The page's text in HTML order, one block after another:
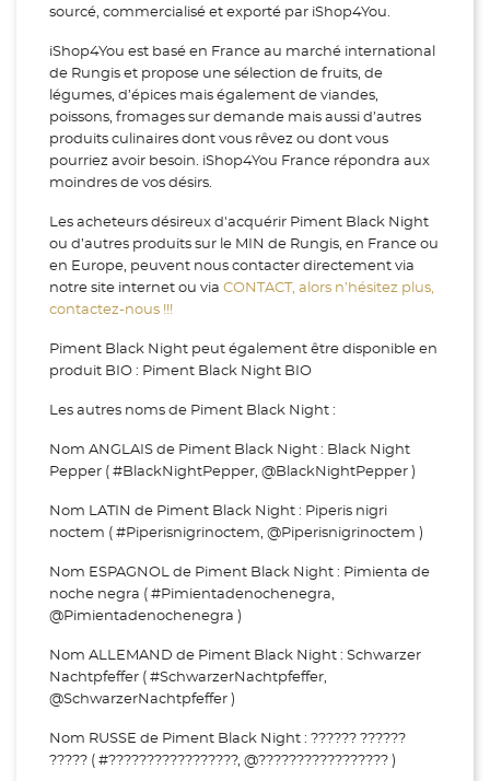
sourcé, commercialisé et exporté par iShop4You.
iShop4You est basé en France au marché international
de Rungis et propose une sélection de fruits, de
légumes, d’épices mais également de viandes,
poissons, fromages sur demande mais aussi d’autres
produits culinaires dont vous rêvez ou dont vous
pourriez avoir besoin. iShop4You France répondra aux
moindres de vos désirs.
Les acheteurs désireux d'acquérir Piment Black Night
ou d’autres produits sur le MIN de Rungis, en France ou
en Europe, peuvent nous contacter directement via
notre site internet ou via CONTACT, alors n’hésitez plus,
contactez-nous !!!
Piment Black Night peut également être disponible en
produit BIO : Piment Black Night BIO
Les autres noms de Piment Black Night :
Nom ANGLAIS de Piment Black Night : Black Night
Pepper ( #BlackNightPepper, @BlackNightPepper )
Nom LATIN de Piment Black Night : Piperis nigri
noctem ( #Piperisnigrinoctem, @Piperisnigrinoctem )
Nom ESPAGNOL de Piment Black Night : Pimienta de
noche negra ( #Pimientadenochenegra,
@Pimientadenochenegra )
Nom ALLEMAND de Piment Black Night : Schwarzer
Nachtpfeffer ( #SchwarzerNachtpfeffer,
@SchwarzerNachtpfeffer )
Nom RUSSE de Piment Black Night : ?????? ??????
????? ( #?????????????????, @????????????????? )